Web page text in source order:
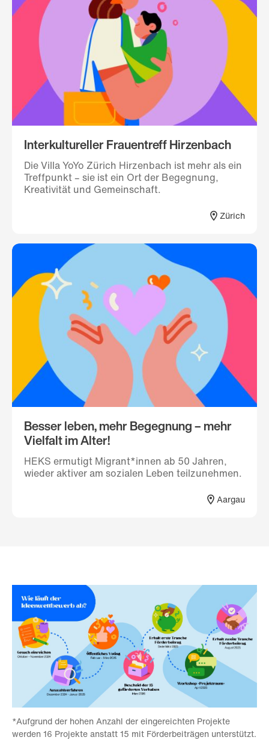
Interkultureller Frauentreff Hirzenbach
Die Villa YoYo Zürich Hirzenbach ist mehr als ein
Treffpunkt – sie ist ein Ort der Begegnung,
Kreativität und Gemeinschaft.
Zürich
Besser leben, mehr Begegnung – mehr
Vielfalt im Alter!
HEKS ermutigt Migrant*innen ab 50 Jahren,
wieder aktiver am sozialen Leben teilzunehmen.
Aargau
*Aufgrund der hohen Anzahl der eingereichten Projekte
werden 16 Projekte anstatt 15 mit Förderbeiträgen unterstützt.